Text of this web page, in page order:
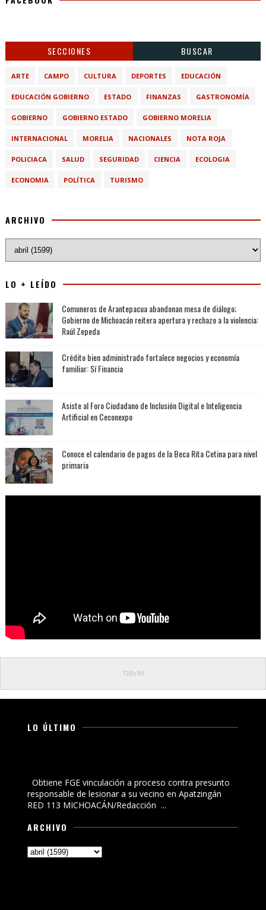
SECCIONES BUSCAR
ARTE CAMPO CULTURA DEPORTES EDUCACIÓN
EDUCACIÓN GOBIERNO ESTADO FINANZAS GASTRONOMÍA
GOBIERNO GOBIERNO ESTADO GOBIERNO MORELIA
INTERNACIONAL MORELIA NACIONALES NOTA ROJA
POLICIACA SALUD SEGURIDAD CIENCIA ECOLOGIA
ECONOMIA POLÍTICA TURISMO
ARCHIVO
LO + LEÍDO
Comuneros de Arantepacua abandonan mesa de diálogo;
Gobierno de Michoacán reitera apertura y rechazo a la violencia:
Raúl Zepeda
Crédito bien administrado fortalece negocios y economía
familiar: Sí Financia
Asiste al Foro Ciudadano de Inclusión Digital e Inteligencia
Artificial en Ceconexpo
Conoce el calendario de pagos de la Beca Rita Cetina para nivel
primaria
LO ÚLTIMO
Obtiene FGE vinculación a proceso contra presunto
responsable de lesionar a su vecino en Apatzingán
RED 113 MICHOACÁN/Redacción ...
ARCHIVO